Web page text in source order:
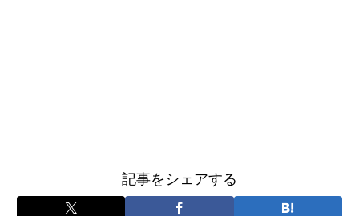
記事をシェアする